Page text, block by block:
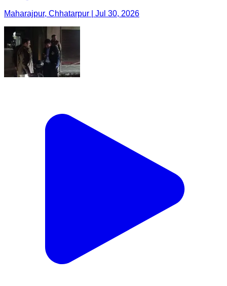
Maharajpur, Chhatarpur | Jul 30, 2026